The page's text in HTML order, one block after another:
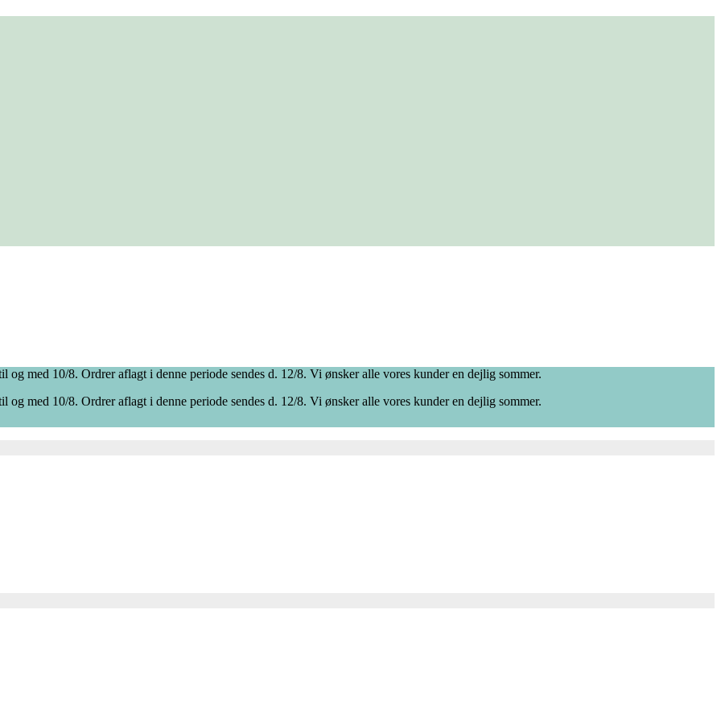
med 10/8. Ordrer aflagt i denne periode sendes d. 12/8. Vi ønsker alle vores kunder en dejlig sommer.
med 10/8. Ordrer aflagt i denne periode sendes d. 12/8. Vi ønsker alle vores kunder en dejlig sommer.